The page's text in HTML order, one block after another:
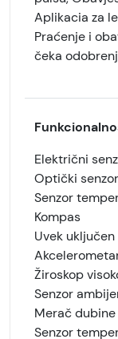
Aplikacia za
Praćenje i
čeka
Električni
Optički
Senzor
Kompas
Uvek
Žiroskop
Senzor
Merač dubine
Senzor